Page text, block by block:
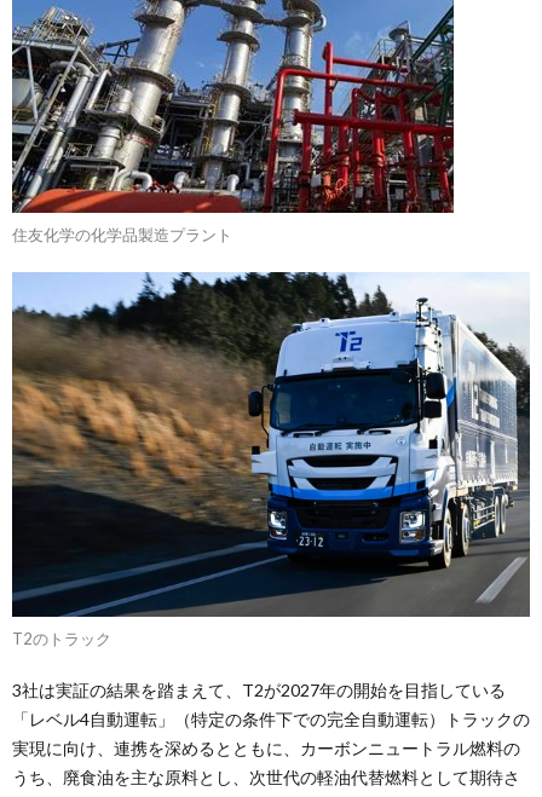
住友化学の化学品製造プラント
T2のトラック
3社は実証の結果を踏まえて、T2が2027年の開始を目指している
「レベル4自動運転」（特定の条件下での完全自動運転）トラックの
実現に向け、連携を深めるとともに、カーボンニュートラル燃料の
うち、廃食油を主な原料とし、次世代の軽油代替燃料として期待さ